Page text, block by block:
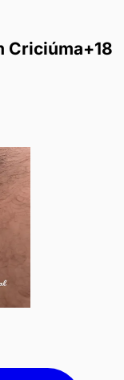
Criciúma+18